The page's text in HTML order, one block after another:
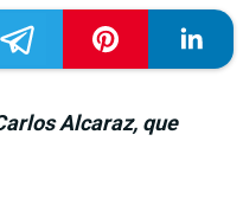
Alcaraz, que